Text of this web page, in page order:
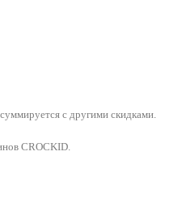
с другими скидками.
CROCKID.